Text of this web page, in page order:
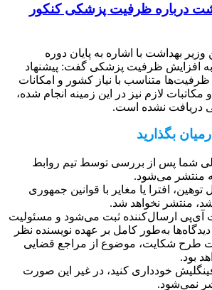
درباره ظرفیت پزشکی کنکور
بهداشت با اشاره به پایان دوره
افزایش ظرفیت پزشکی گفت: پیشنهاد
متناسب با نیاز کشور و امکانات
لازم نیز در این زمینه انجام شده،
دریافت نشده است.
بگذارید
شما پس از بررسی توسط تیم روابط
منتشر می‌شود.
افترا یا مغایر با قوانین جمهوری
منتشر نخواهد شد.
آی‌پی ارسال‌کننده ثبت می‌شود و مسئولیت
به‌طور کامل بر عهده نویسنده نظر
طرح شکایت، موضوع از مراجع قضایی
بود.
خودداری کنید، در غیر این صورت
نمی‌شود.